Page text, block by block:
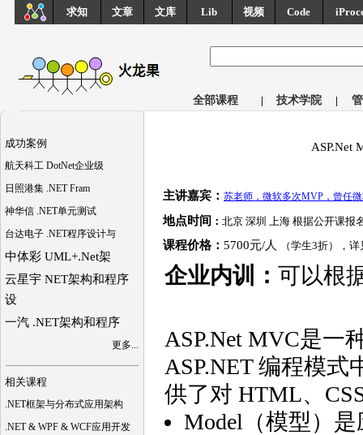
求知 文章 文库 Lib 视频 Code
全部课程 | 技术学院 |
成功案例
航天科工 DotNet企业级
日照港集 .NET Fram
神华信 .NET单元测试
台达电子 .NET程序设计与
中体彩 UML+.Net架
云星宇 NET架构和程序
设
一汽 .NET架构和程序
更多...
相关课程
.NET框架与分布式应用架构
.NET & WPF & WCF应用开发
ASP.Net
主讲嘉宾： 苏老师，微软多次MVP，曾任
地点时间 ： 北京 深圳 上海 根据公开课报
课程价格： 5700元/人 （学生3折），
企业内训： 可以根
ASP.Net MVC是一
ASP.NET 编程模
供了对 HTML、
Model（模型）